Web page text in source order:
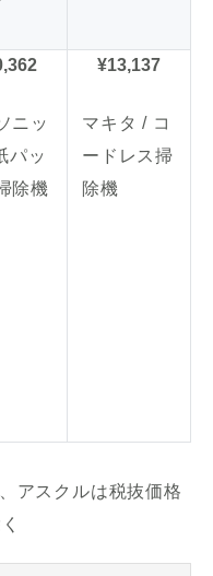
ニッ
パッ
除機
¥13,137
マキタ / コ
ードレス掃
除機
アスクルは税抜価格